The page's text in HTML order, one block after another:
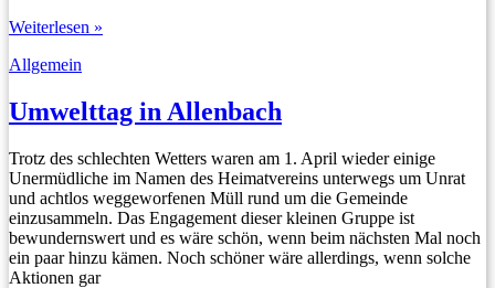
Schloßkirmes
Weiterlesen »
Allgemein
Umwelttag in Allenbach
Trotz des schlechten Wetters waren am 1. April wieder einige
Unermüdliche im Namen des Heimatvereins unterwegs um Unrat
und achtlos weggeworfenen Müll rund um die Gemeinde
einzusammeln. Das Engagement dieser kleinen Gruppe ist
bewundernswert und es wäre schön, wenn beim nächsten Mal noch
ein paar hinzu kämen. Noch schöner wäre allerdings, wenn solche
Aktionen gar